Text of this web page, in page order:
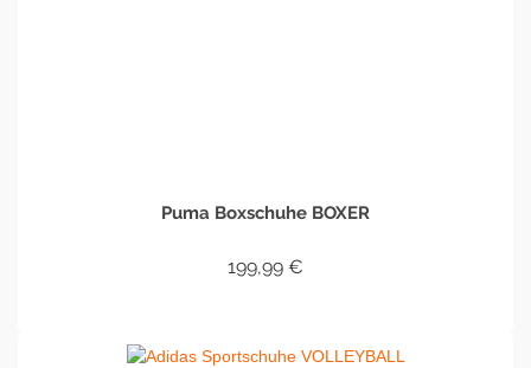
Puma Boxschuhe BOXER
199,99 €